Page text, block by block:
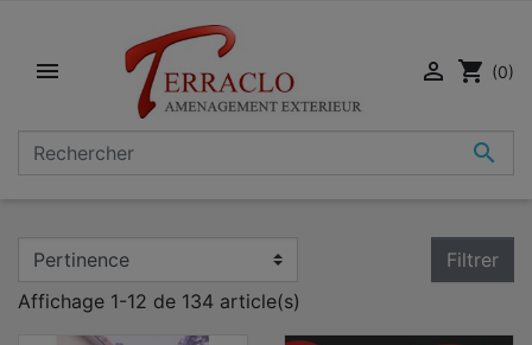


 shopping_cart (0)
Filtrer
Affichage 1-12 de 134 article(s)